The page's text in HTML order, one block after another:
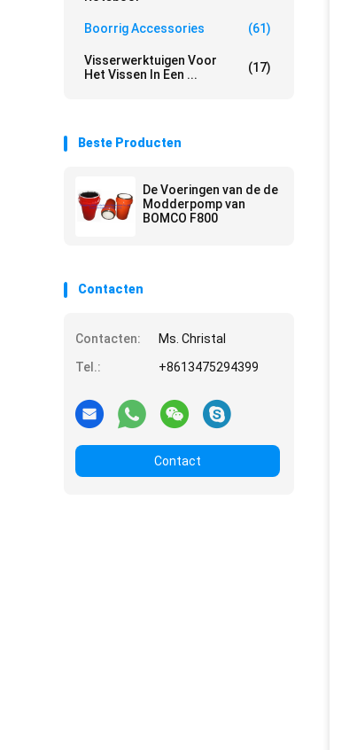
Boorrig Accessories (61)
Visserwerktuigen Voor
Het Vissen In Een ...
(17)
Beste Producten
De Voeringen van de de
Modderpomp van
BOMCO F800
Contacten
Contacten:
Ms. Christal
Tel.:
+8613475294399
Contact